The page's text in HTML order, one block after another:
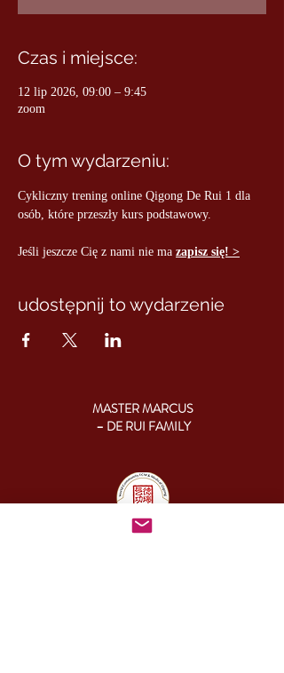
Czas i miejsce:
12 lip 2026, 09:00 – 9:45
zoom
O tym wydarzeniu:
Cykliczny trening online Qigong De Rui 1 dla
osób, które przeszły kurs podstawowy.
Jeśli jeszcze Cię z nami nie ma zapisz się! >
udostępnij to wydarzenie
MASTER MARCUS
– DE RUI FAMILY